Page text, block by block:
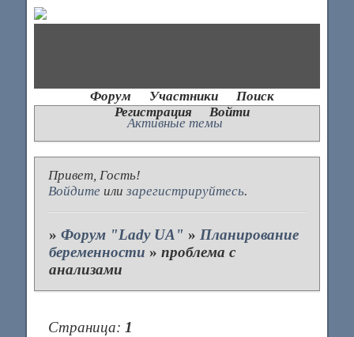
Форум Участники
Поиск
Регистрация
Войти
Активные темы
Привет, Гость!
Войдите или зарегистрируйтесь.
»Форум "Lady UA" » Планирование
беременности »проблема с
анализами
Страница:1